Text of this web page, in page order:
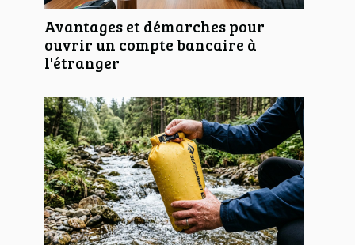
Avantages et démarches pour
ouvrir un compte bancaire à
l'étranger